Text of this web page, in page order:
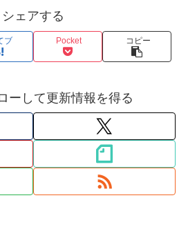
シェアする
ブ Pocket コピー
ーして更新情報を得る